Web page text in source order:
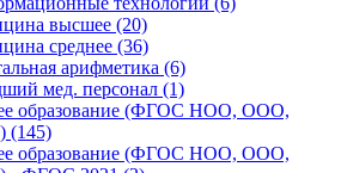
высшее (20)
среднее (36)
арифметика (6)
мед. персонал (1)
образование (ФГОС НОО, ООО,
(145)
образование (ФГОС НОО, ООО,